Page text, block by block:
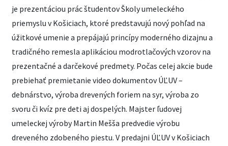
je prezentáciou prác študentov Školy umeleckého
priemyslu v Košiciach, ktoré predstavujú nový pohľad na
úžitkové umenie a prepájajú princípy moderného dizajnu a
tradičného remesla aplikáciou modrotlačových vzorov na
prezentačné a darčekové predmety. Počas celej akcie bude
prebiehať premietanie video dokumentov ÚĽUV –
debnárstvo, výroba drevených foriem na syr, výroba zo
svoru či kvíz pre deti aj dospelých. Majster ľudovej
umeleckej výroby Martin Mešša predvedie výrobu
dreveného zdobeného piestu. V predajni ÚĽUV v Košiciach